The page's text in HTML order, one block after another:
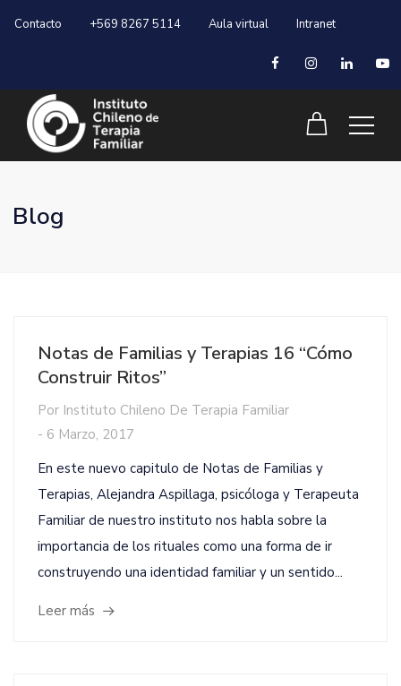
Contacto +569 8267 5114 Aula virtual Intranet
Blog
Notas de Familias y Terapias 16 “Cómo
Construir Ritos”
Por Instituto Chileno De Terapia Familiar
- 6 Marzo, 2017
En este nuevo capitulo de Notas de Familias y
Terapias, Alejandra Aspillaga, psicóloga y Terapeuta
Familiar de nuestro instituto nos habla sobre la
importancia de los rituales como una forma de ir
construyendo una identidad familiar y un sentido...
Leer más